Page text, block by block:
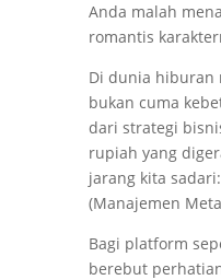
Anda malah
romantis
Di dunia hiburan
bukan cuma
dari strategi
rupiah yang
jarang kita
(Manajemen
Bagi platform
berebut